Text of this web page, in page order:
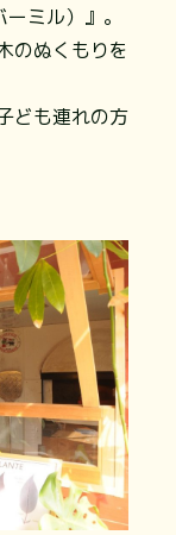
ミル）』。
のぬくもりを
ども連れの方